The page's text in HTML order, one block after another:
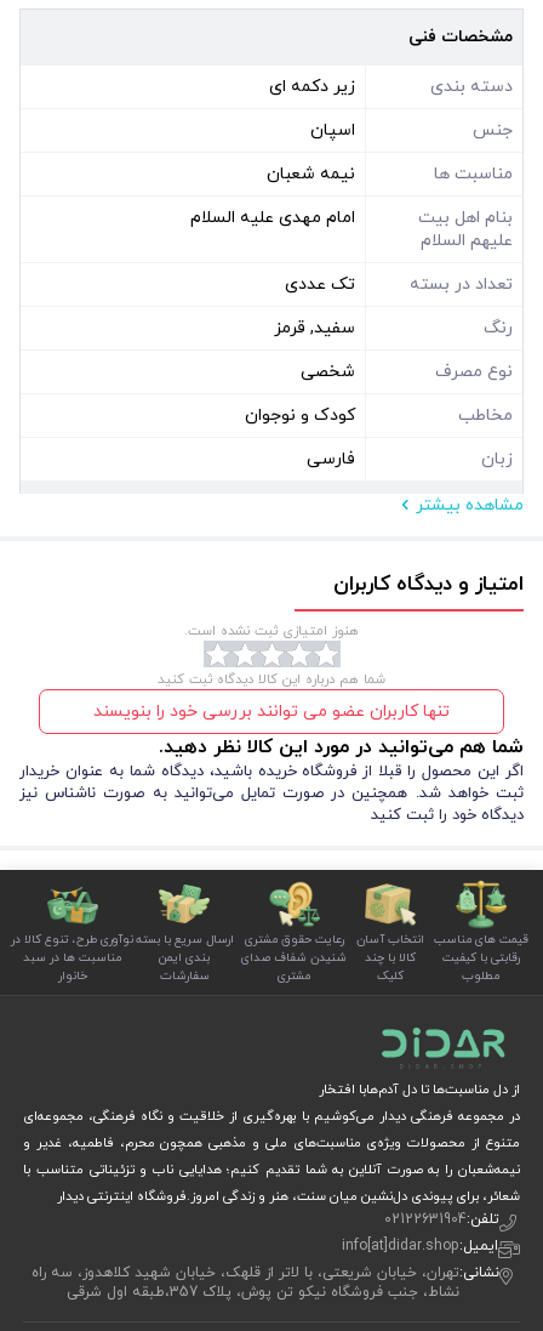
مشخصات فنی
دسته بندی
زیر دکمه ای
جنس
اسپان
مناسبت ها
نیمه شعبان
بنام اهل بیت
علیهم السلام
امام مهدی علیه السلام
تعداد در بسته
تک عددی
رنگ
سفید, قرمز
نوع مصرف
شخصی
مخاطب
کودک و نوجوان
زبان
فارسی
مشخصات فیزیکی
مشاهده بیشتر
امتیاز و دیدگاه کاربران
هنوز امتیازی ثبت نشده است.
شما هم درباره این کالا دیدگاه ثبت کنید
تنها کاربران عضو می توانند بررسی خود را بنویسند
شما هم می‌توانید در مورد این کالا نظر دهید.
اگر این محصول را قبلا از فروشگاه خریده باشید، دیدگاه شما به عنوان خریدار
ثبت خواهد شد. همچنین در صورت تمایل می‌توانید به صورت ناشناس نیز
دیدگاه خود را ثبت کنید
قیمت های مناسب
رقابتی با کیفیت
مطلوب
انتخاب آسان
کالا با چند
کلیک
رعایت حقوق مشتری
شنیدن شفاف صدای
مشتری
ارسال سریع با بسته
بندی ایمن
سفارشات
نوآوری طرح، تنوع کالا در
مناسبت ها در سبد
خانوار
از دل مناسبت‌ها تا دل آدم‌هابا افتخار
در مجموعه فرهنگی دیدار می‌کوشیم با بهره‌گیری از خلاقیت و نگاه فرهنگی، مجموعه‌ای
متنوع از محصولات ویژه‌ی مناسبت‌های ملی و مذهبی همچون محرم، فاطمیه، غدیر و
نیمه‌شعبان را به صورت آنلاین به شما تقدیم کنیم؛ هدایایی ناب و تزئیناتی متناسب با
شعائر، برای پیوندی دل‌نشین میان سنت، هنر و زندگی امروز.فروشگاه اینترنتی دیدار
تلفن:02122631904
ایمیل:info[at]didar.shop
نشانی:تهران، خیابان شریعتی، با لاتر از قلهک، خیابان شهید کلاهدوز، سه راه
نشاط، جنب فروشگاه نیکو تن پوش، پلاک 357،طبقه اول شرقی